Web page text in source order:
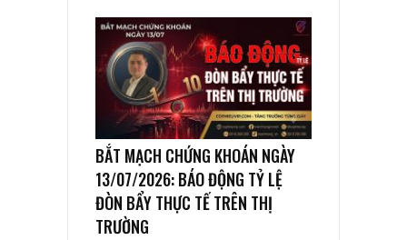
BẮT MẠCH CHỨNG KHOÁN NGÀY
13/07/2026: BÁO ĐỘNG TỶ LỆ
ĐÒN BẨY THỰC TẾ TRÊN THỊ
TRƯỜNG